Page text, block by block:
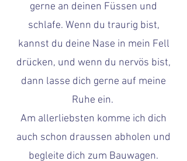
gerne an deinen Füssen und
schlafe. Wenn du traurig bist,
kannst du deine Nase in mein Fell
drücken, und wenn du nervös bist,
dann lasse dich gerne auf meine
Ruhe ein.
Am allerliebsten komme ich dich
auch schon draussen abholen und
begleite dich zum Bauwagen.